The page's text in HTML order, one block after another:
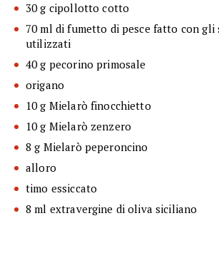
30 g cipollotto cotto
70 ml di fumetto di pesce fatto con gli
utilizzati
40 g pecorino primosale
origano
10 g Mielarò finocchietto
10 g Mielarò zenzero
8 g Mielarò peperoncino
alloro
timo essiccato
8 ml extravergine di oliva siciliano